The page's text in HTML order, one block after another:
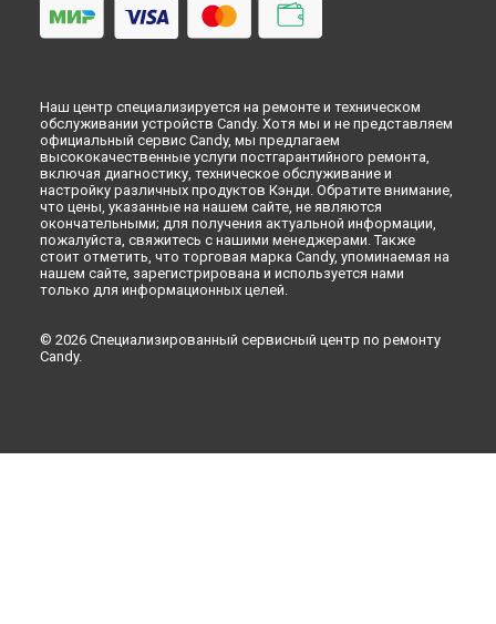
Наш центр специализируется на ремонте и техническом
обслуживании устройств Candy. Хотя мы и не представляем
официальный сервис Candy, мы предлагаем
высококачественные услуги постгарантийного ремонта,
включая диагностику, техническое обслуживание и
настройку различных продуктов Кэнди. Обратите внимание,
что цены, указанные на нашем сайте, не являются
окончательными; для получения актуальной информации,
пожалуйста, свяжитесь с нашими менеджерами. Также
стоит отметить, что торговая марка Candy, упоминаемая на
нашем сайте, зарегистрирована и используется нами
только для информационных целей.
© 2026 Специализированный сервисный центр по ремонту
Candy.